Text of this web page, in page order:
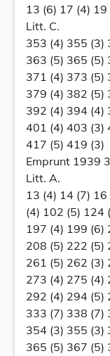
13 (6) 17 (4)
Litt. C.
353 (4) 355 (3)
363 (5) 365 (5)
371 (4) 373 (5)
379 (4) 382 (5)
392 (4) 394 (4)
401 (4) 403 (3)
417 (5) 419 (3)
Emprunt 1939
Litt. A.
13 (4) 14 (7)
(4) 102 (5) 124
197 (4) 199 (6)
208 (5) 222 (5)
261 (5) 262 (3)
273 (4) 275 (4)
292 (4) 294 (5)
333 (7) 338 (7)
354 (3) 355 (3)
365 (5) 367 (5)